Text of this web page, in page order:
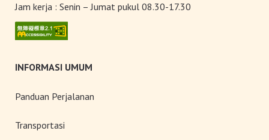
Jam kerja : Senin – Jumat pukul 08.30-17.30
INFORMASI UMUM
Panduan Perjalanan
Transportasi